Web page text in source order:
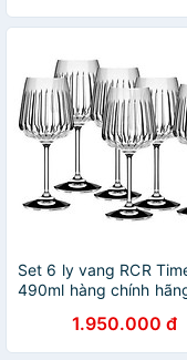
Set 6 ly vang RCR
490ml hàng chính
1.950.000 đ